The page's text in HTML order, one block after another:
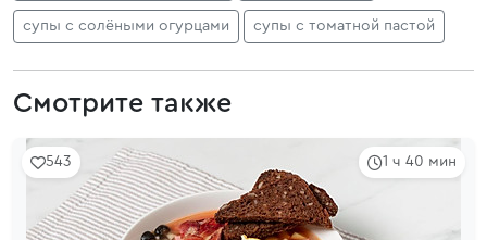
супы с солёными огурцами супы с томатной пастой
Смотрите также
1 ч 40 мин
543